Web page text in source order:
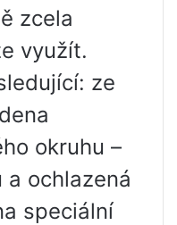
zcela
využít.
ze
okruhu –
ochlazená
speciální